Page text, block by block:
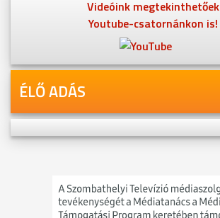
Videóink megtekinthetőek
Youtube-csatornánkon is!
ÉLŐ ADÁS